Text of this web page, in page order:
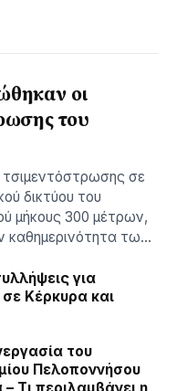
οι
του
σε
δικτύου του
μήκους 300 μέτρων,
καθημερινότητα τω…
για
Κέρκυρα και
του
Πελοποννήσου